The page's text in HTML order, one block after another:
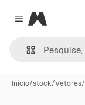
Close menu
Magnific
Início/stock/Vetores/